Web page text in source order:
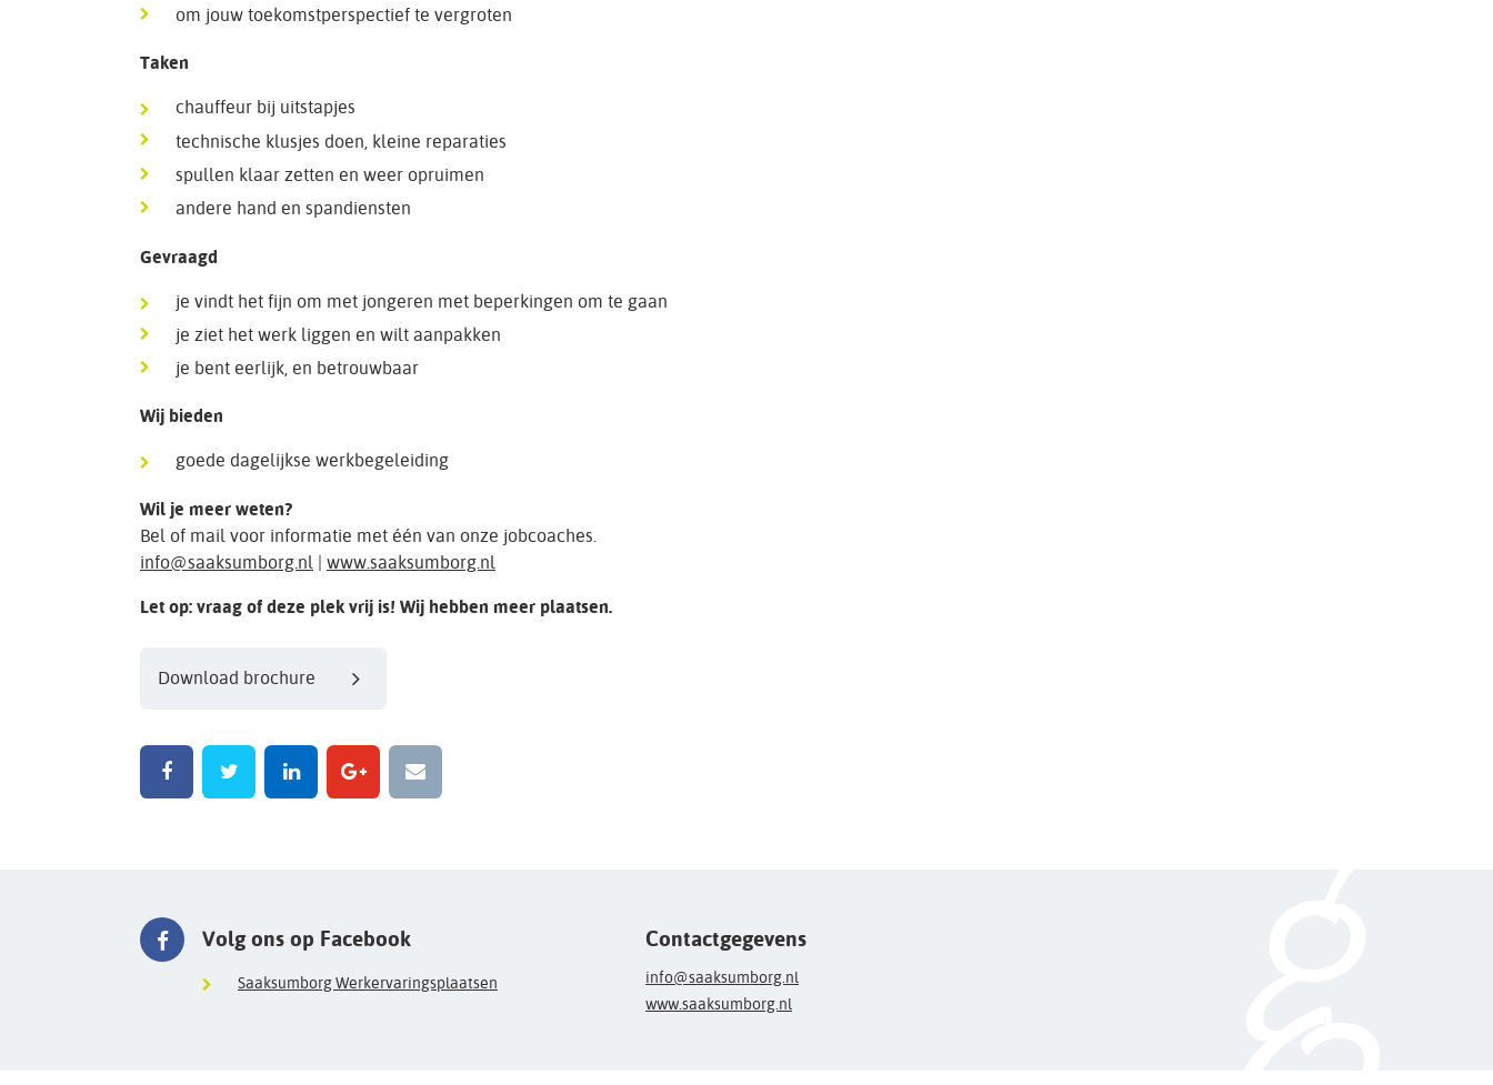
om jouw toekomstperspectief te vergroten
Taken
chauffeur bij uitstapjes
technische klusjes doen, kleine reparaties
spullen klaar zetten en weer opruimen
andere hand en spandiensten
Gevraagd
je vindt het fijn om met jongeren met beperkingen om te gaan
je ziet het werk liggen en wilt aanpakken
je bent eerlijk, en betrouwbaar
Wij bieden
goede dagelijkse werkbegeleiding
Wil je meer weten?
Bel of mail voor informatie met één van onze jobcoaches.
info@saaksumborg.nl | www.saaksumborg.nl
Let op: vraag of deze plek vrij is! Wij hebben meer plaatsen.
Download brochure
Volg ons op Facebook
Saaksumborg Werkervaringsplaatsen
Contactgegevens
info@saaksumborg.nl
www.saaksumborg.nl